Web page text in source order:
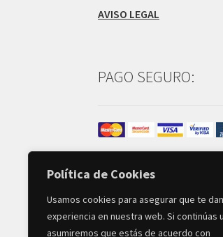
Política de Cookies
Usamos cookies para asegurar que te
experiencia en nuestra web. Si continúas
asumiremos que estás de acuerdo con
AVISO LEGAL
PAGO SEGURO: